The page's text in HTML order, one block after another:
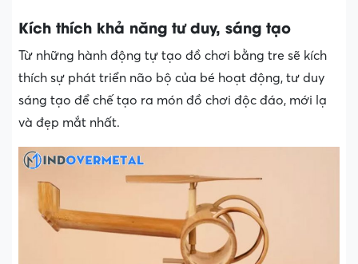
Kích thích khả năng tư duy, sáng tạo
Từ những hành động tự tạo đồ chơi bằng tre sẽ kích
thích sự phát triển não bộ của bé hoạt động, tư duy
sáng tạo để chế tạo ra món đồ chơi độc đáo, mới lạ
và đẹp mắt nhất.